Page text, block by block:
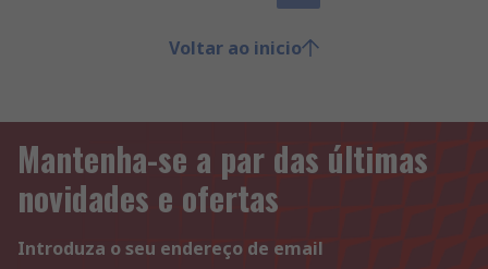
Voltar ao inicio
Mantenha-se a par das últimas
novidades e ofertas
Introduza o seu endereço de email